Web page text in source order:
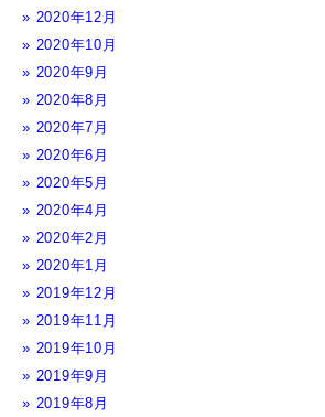
2020年12月
2020年10月
2020年9月
2020年8月
2020年7月
2020年6月
2020年5月
2020年4月
2020年2月
2020年1月
2019年12月
2019年11月
2019年10月
2019年9月
2019年8月